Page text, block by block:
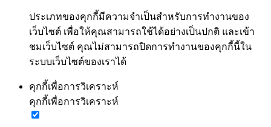
ประเภทของคุกกี้มีความจำเป็นสำหรับการทำงานของ
เว็บไซต์ เพื่อให้คุณสามารถใช้ได้อย่างเป็นปกติ และเข้า
ชมเว็บไซต์ คุณไม่สามารถปิดการทำงานของคุกกี้นี้ใน
ระบบเว็บไซต์ของเราได้
คุกกี้เพื่อการวิเคราะห์
คุกกี้เพื่อการวิเคราะห์